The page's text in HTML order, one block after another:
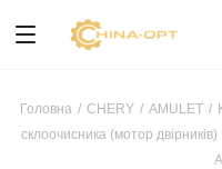
Головна / CHERY / AMULET /
склоочисника (мотор